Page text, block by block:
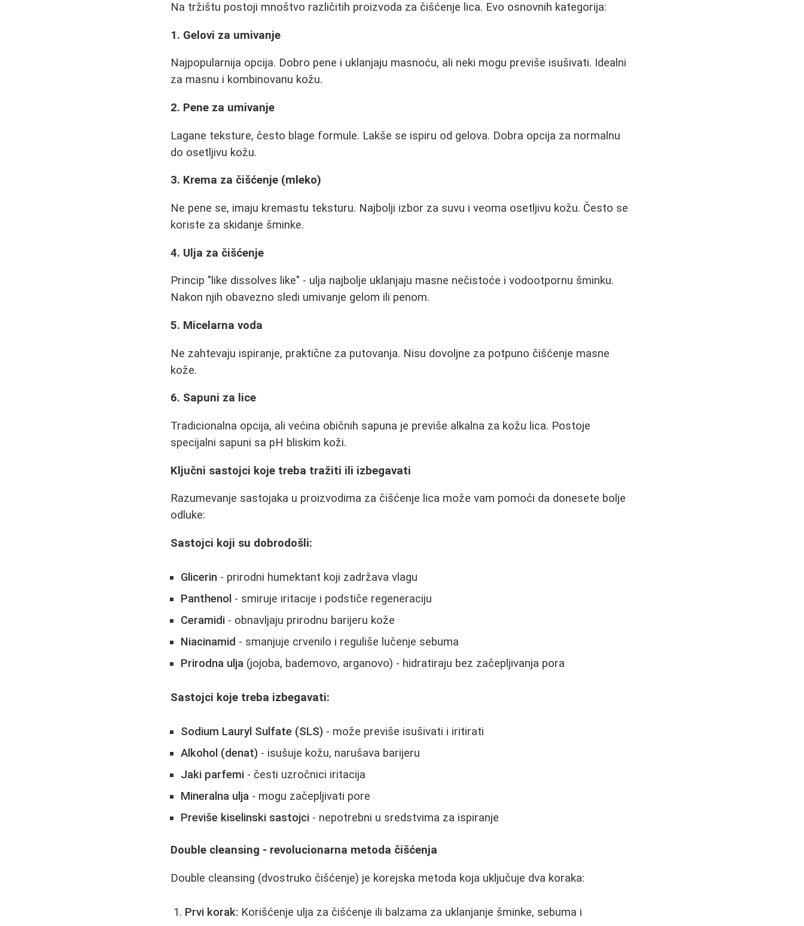
Na tržištu postoji mnoštvo različitih proizvoda za čišćenje lica. Evo osnovnih kategorija:
1. Gelovi za umivanje
Najpopularnija opcija. Dobro pene i uklanjaju masnoću, ali neki mogu previše isušivati. Idealni
za masnu i kombinovanu kožu.
2. Pene za umivanje
Lagane teksture, često blage formule. Lakše se ispiru od gelova. Dobra opcija za normalnu
do osetljivu kožu.
3. Krema za čišćenje (mleko)
Ne pene se, imaju kremastu teksturu. Najbolji izbor za suvu i veoma osetljivu kožu. Često se
koriste za skidanje šminke.
4. Ulja za čišćenje
Princip "like dissolves like" - ulja najbolje uklanjaju masne nečistoće i vodootpornu šminku.
Nakon njih obavezno sledi umivanje gelom ili penom.
5. Micelarna voda
Ne zahtevaju ispiranje, praktične za putovanja. Nisu dovoljne za potpuno čišćenje masne
kože.
6. Sapuni za lice
Tradicionalna opcija, ali većina običnih sapuna je previše alkalna za kožu lica. Postoje
specijalni sapuni sa pH bliskim koži.
Ključni sastojci koje treba tražiti ili izbegavati
Razumevanje sastojaka u proizvodima za čišćenje lica može vam pomoći da donesete bolje
odluke:
Sastojci koji su dobrodošli:
Glicerin - prirodni humektant koji zadržava vlagu
Panthenol - smiruje iritacije i podstiče regeneraciju
Ceramidi - obnavljaju prirodnu barijeru kože
Niacinamid - smanjuje crvenilo i reguliše lučenje sebuma
Prirodna ulja (jojoba, bademovo, arganovo) - hidratiraju bez začepljivanja pora
Sastojci koje treba izbegavati:
Sodium Lauryl Sulfate (SLS) - može previše isušivati i iritirati
Alkohol (denat) - isušuje kožu, narušava barijeru
Jaki parfemi - česti uzročnici iritacija
Mineralna ulja - mogu začepljivati pore
Previše kiselinski sastojci - nepotrebni u sredstvima za ispiranje
Double cleansing - revolucionarna metoda čišćenja
Double cleansing (dvostruko čišćenje) je korejska metoda koja uključuje dva koraka:
Prvi korak: Korišćenje ulja za čišćenje ili balzama za uklanjanje šminke, sebuma i